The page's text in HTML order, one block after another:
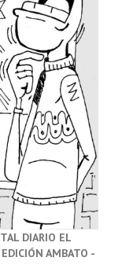
DIARIO EL
EDICIÓN AMBATO -